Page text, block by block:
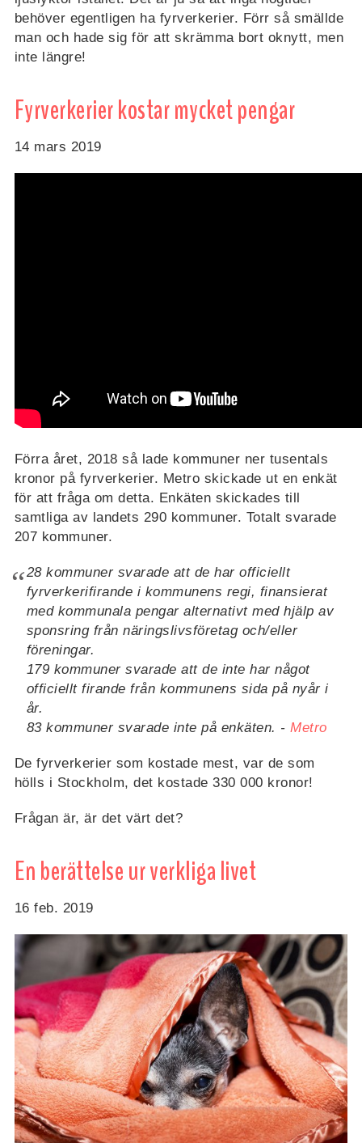
behöver egentligen ha fyrverkerier. Förr så smällde
man och hade sig för att skrämma bort oknytt, men
inte längre!
Fyrverkerier kostar mycket pengar
14 mars 2019
Förra året, 2018 så lade kommuner ner tusentals
kronor på fyrverkerier. Metro skickade ut en enkät
för att fråga om detta. Enkäten skickades till
samtliga av landets 290 kommuner. Totalt svarade
207 kommuner.
28 kommuner svarade att de har officiellt
fyrverkerifirande i kommunens regi, finansierat
med kommunala pengar alternativt med hjälp av
sponsring från näringslivsföretag och/eller
föreningar.
179 kommuner svarade att de inte har något
officiellt firande från kommunens sida på nyår i
år.
83 kommuner svarade inte på enkäten. -Metro
De fyrverkerier som kostade mest, var de som
hölls i Stockholm, det kostade 330 000 kronor!
Frågan är, är det värt det?
En berättelse ur verkliga livet
16 feb. 2019